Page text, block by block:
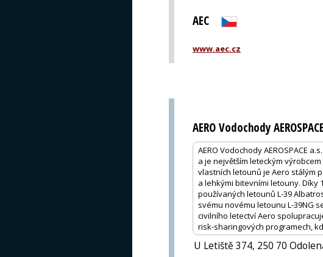
AEC
www.aec.cz
AERO Vodochody
AERO Vodochody AEROSPACE
a je největším leteckým
vlastních letounů je Aero stálým
a lehkými bitevními letouny. Díky
používaných letounů L-39
svému novému letounu L-39NG
civilního letectví Aero
risk-sharingových programech,
U Letiště 374, 250 70